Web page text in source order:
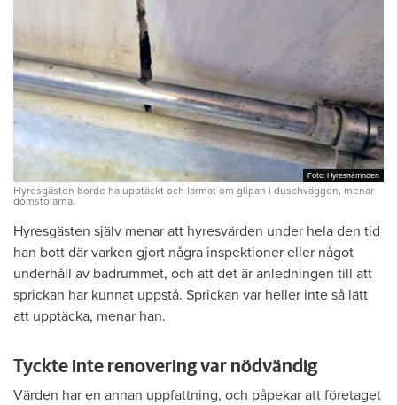
Foto: Hyresnämnden
Foto: Hyresnämnden
Hyresgästen borde ha upptäckt och larmat om glipan i duschväggen, menar
domstolarna.
Hyresgästen själv menar att hyresvärden under hela den tid
han bott där varken gjort några inspektioner eller något
underhåll av badrummet, och att det är anledningen till att
sprickan har kunnat uppstå. Sprickan var heller inte så lätt
att upptäcka, menar han.
Tyckte inte renovering var nödvändig
Värden har en annan uppfattning, och påpekar att företaget